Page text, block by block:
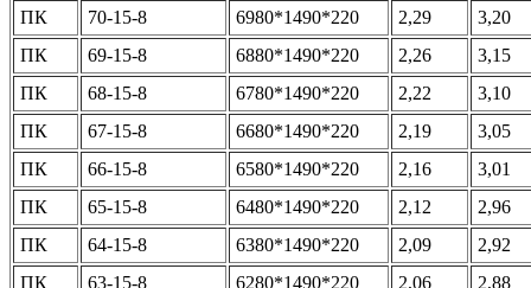
ПК 70-15-8 6980*1490*220 2,29
3,20
ПК
69-15-8 6880*1490*220 2,26
3,15
ПК
68-15-8 6780*1490*220 2,22
3,10
ПК
67-15-8 6680*1490*220 2,19
3,05
ПК
66-15-8 6580*1490*220 2,16
3,01
ПК
65-15-8 6480*1490*220 2,12
2,96
ПК
64-15-8 6380*1490*220 2,09
2,92
ПК
63-15-8 6280*1490*220 2,06
2,88